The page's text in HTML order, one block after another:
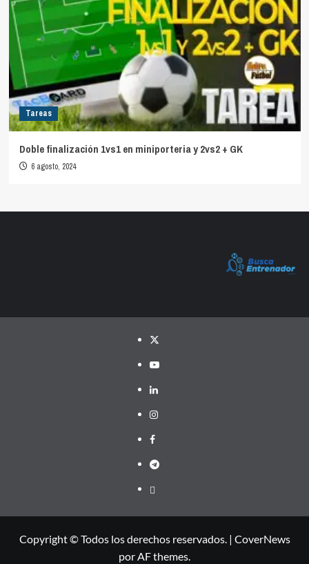
Tareas
Doble finalización 1vs1 en miniporteria y 2vs2 + GK
6 agosto, 2024
Twitter
YouTube
LinkedIn
Instagram
Facebook
Telegram
PayPal
Copyright © Todos los derechos reservados. | CoverNews
por AF themes.